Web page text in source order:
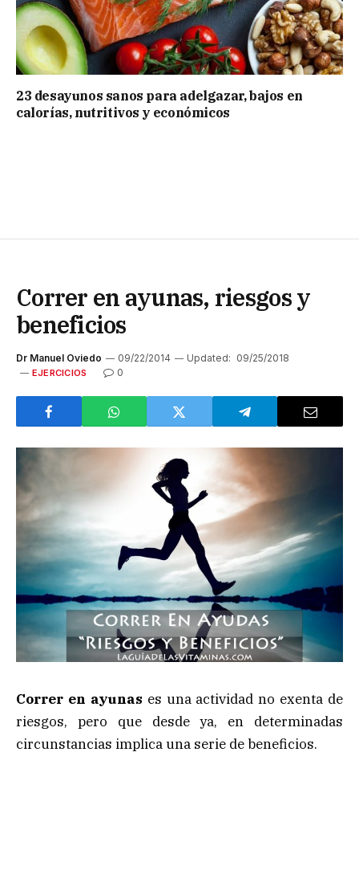
23 desayunos sanos para adelgazar, bajos en
calorías, nutritivos y económicos
Correr en ayunas, riesgos y
beneficios
Dr Manuel Oviedo 09/22/2014 Updated: 09/25/2018
EJERCICIOS 0
Correr en ayunas es una actividad no exenta de
riesgos, pero que desde ya, en determinadas
circunstancias implica una serie de beneficios.